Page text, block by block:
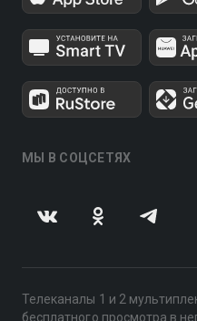
МЫ В СОЦСЕТЯХ
Телеканалы 1 и 2
бесплатного просмотра в